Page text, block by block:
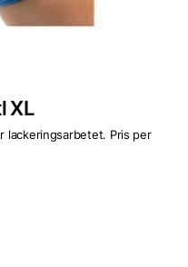
XL
lackeringsarbetet. Pris per